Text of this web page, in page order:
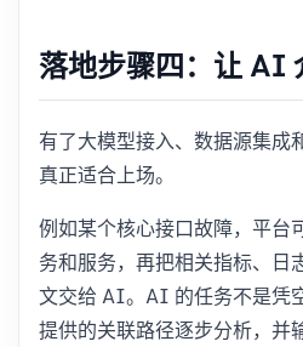
落地步骤四：让 AI
有了大模型接入、数据源集
真正适合上场。
例如某个核心接口故障，平台
务和服务，再把相关指标、日
文交给 AI。AI 的任务不是凭
提供的关联路径逐步分析，并